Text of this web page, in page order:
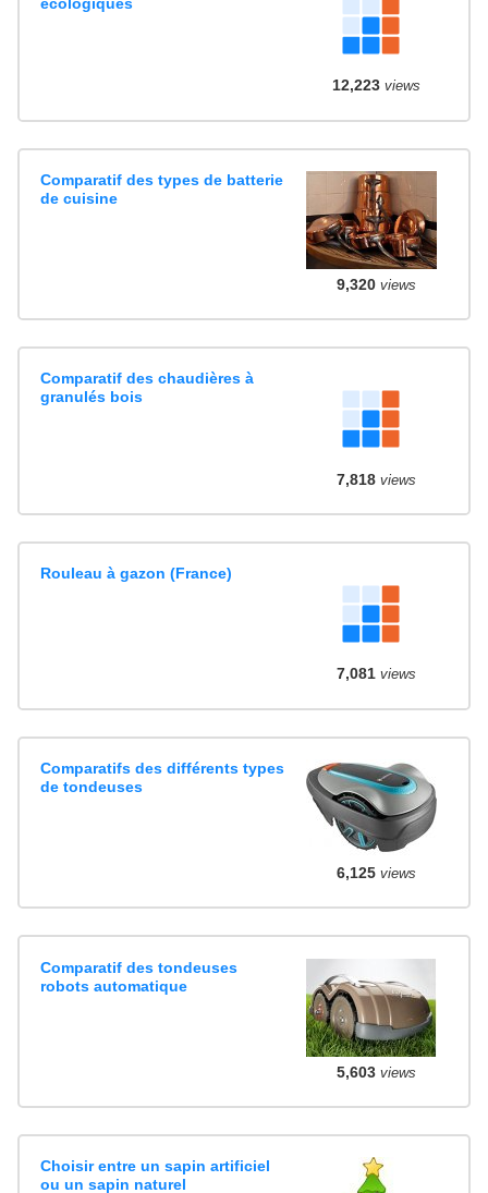
12,223views
Comparatif des types de batterie
de cuisine
9,320views
Comparatif des chaudières à
granulés bois
7,818views
Rouleau à gazon (France)
7,081views
Comparatifs des différents types
de tondeuses
6,125views
Comparatif des tondeuses
robots automatique
5,603views
Choisir entre un sapin artificiel
ou un sapin naturel